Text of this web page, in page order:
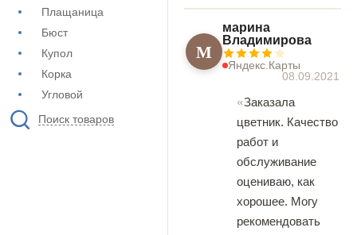
Плащаница
Бюст
Купол
Корка
Угловой
Поиск товаров
М
марина
Владимирова
Яндекс.Карты
08.09.2021
Заказала
цветник. Качество
работ и
обслуживание
оцениваю, как
хорошее. Могу
рекомендовать